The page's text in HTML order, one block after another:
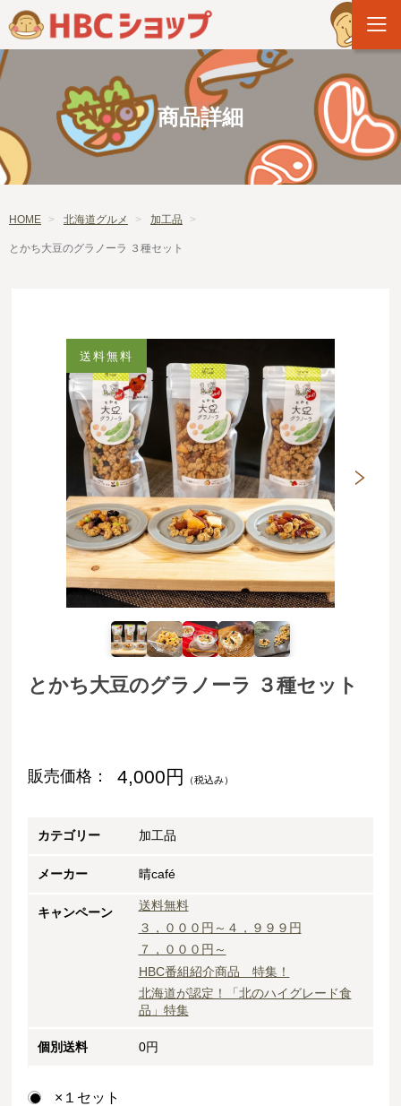
商品詳細
HOME 北海道グルメ 加工品
とかち大豆のグラノーラ ３種セット
とかち大豆のグラノーラ ３種セット
販売価格： 4,000円 （税込み）
カテゴリー 加工品
メーカー 晴café
キャンペーン
送料無料
３，０００円～４，９９９円
７，０００円～
HBC番組紹介商品 特集！
北海道が認定！「北のハイグレード食
品」特集
個別送料 0円
×１セット